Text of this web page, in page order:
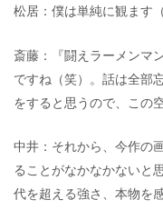
松居：僕は単純に観ます（
斎藤：『闘えラーメンマ
ですね（笑）。話は全部
をすると思うので、この
中井：それから、今作の
ることがなかなかないと
代を超える強さ、本物を